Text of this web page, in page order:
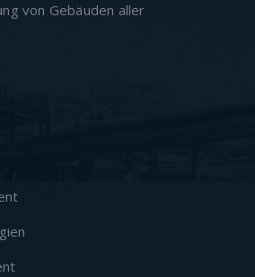
von Gebäuden aller